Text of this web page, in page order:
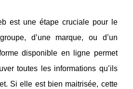
est une étape cruciale pour le
d’une marque, ou d’un
disponible en ligne permet
toutes les informations qu’ils
Si elle est bien maitrisée, cette